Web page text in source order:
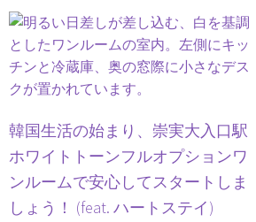
韓国生活の始まり、崇実大入口駅
ホワイトトーンフルオプションワ
ンルームで安心してスタートしま
しょう！ (feat. ハートステイ)